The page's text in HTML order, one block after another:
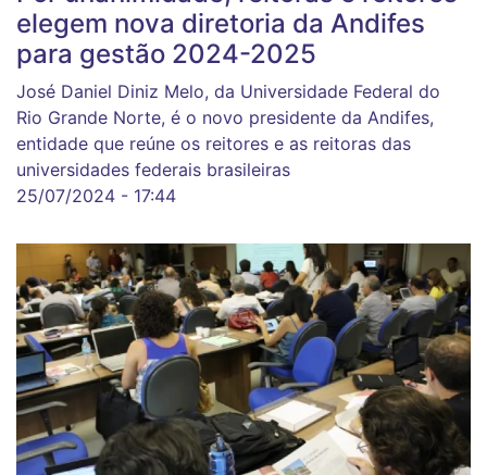
elegem nova diretoria da Andifes
para gestão 2024-2025
José Daniel Diniz Melo, da Universidade Federal do
Rio Grande Norte, é o novo presidente da Andifes,
entidade que reúne os reitores e as reitoras das
universidades federais brasileiras
25/07/2024 - 17:44